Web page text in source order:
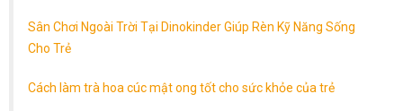
Sân Chơi Ngoài Trời Tại Dinokinder Giúp Rèn Kỹ Năng Sống
Cho Trẻ
Cách làm trà hoa cúc mật ong tốt cho sức khỏe của trẻ